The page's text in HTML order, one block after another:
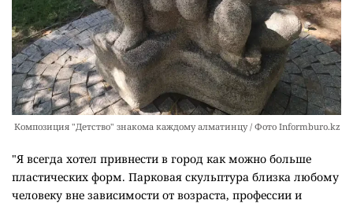
Композиция "Детство" знакома каждому алматинцу / Фото Informburo.kz
"Я всегда хотел привнести в город как можно больше
пластических форм. Парковая скульптура близка любому
человеку вне зависимости от возраста, профессии и